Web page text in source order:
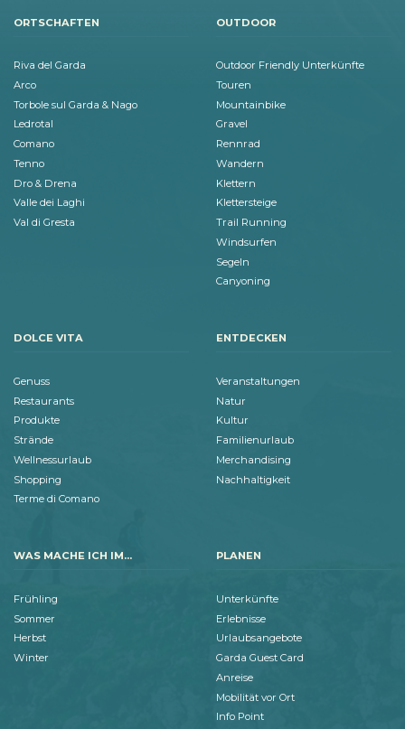
ORTSCHAFTEN
Riva del Garda
Arco
Torbole sul Garda & Nago
Ledrotal
Comano
Tenno
Dro & Drena
Valle dei Laghi
Val di Gresta
OUTDOOR
Outdoor Friendly Unterkünfte
Touren
Mountainbike
Gravel
Rennrad
Wandern
Klettern
Klettersteige
Trail Running
Windsurfen
Segeln
Canyoning
DOLCE VITA
Genuss
Restaurants
Produkte
Strände
Wellnessurlaub
Shopping
Terme di Comano
ENTDECKEN
Veranstaltungen
Natur
Kultur
Familienurlaub
Merchandising
Nachhaltigkeit
WAS MACHE ICH IM...
Frühling
Sommer
Herbst
Winter
PLANEN
Unterkünfte
Erlebnisse
Urlaubsangebote
Garda Guest Card
Anreise
Mobilität vor Ort
Info Point